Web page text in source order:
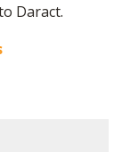
Daract.